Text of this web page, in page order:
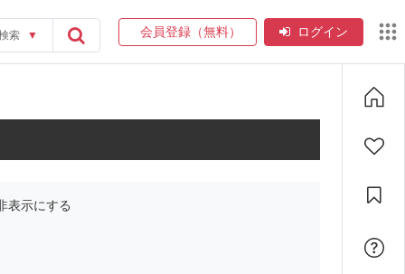
索 ▼ 会員登録（無料） ログイン
表示にする